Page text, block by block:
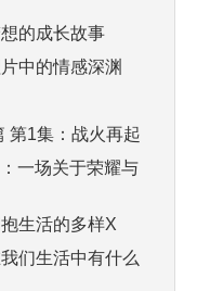
的成长故事
中的情感深渊
第1集：战火再起
一场关于荣耀与
生活的多样X
们生活中有什么